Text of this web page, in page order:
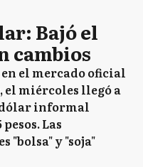
Bajó el
cambios
el mercado oficial
el miércoles llegó a
dólar informal
Las
"bolsa" y "soja"